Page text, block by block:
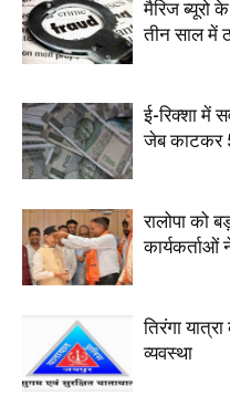
मैरिज ब्यूरो
तीन साल में
ई-रिक्शा में
जेब काटकर
रालोपा को
कार्यकर्ताओं
तिरंगा
व्यवस्था